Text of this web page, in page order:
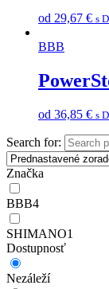
od 29,67 € s
BBB
od 36,85 € s
Search for:
Značka
BBB4
SHIMANO1
Dostupnosť
Nezáleží